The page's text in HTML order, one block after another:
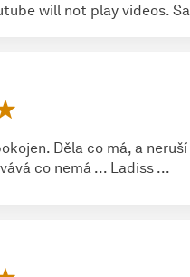
will not play videos.
Děla co má, a
co nemá ... Ladiss ...